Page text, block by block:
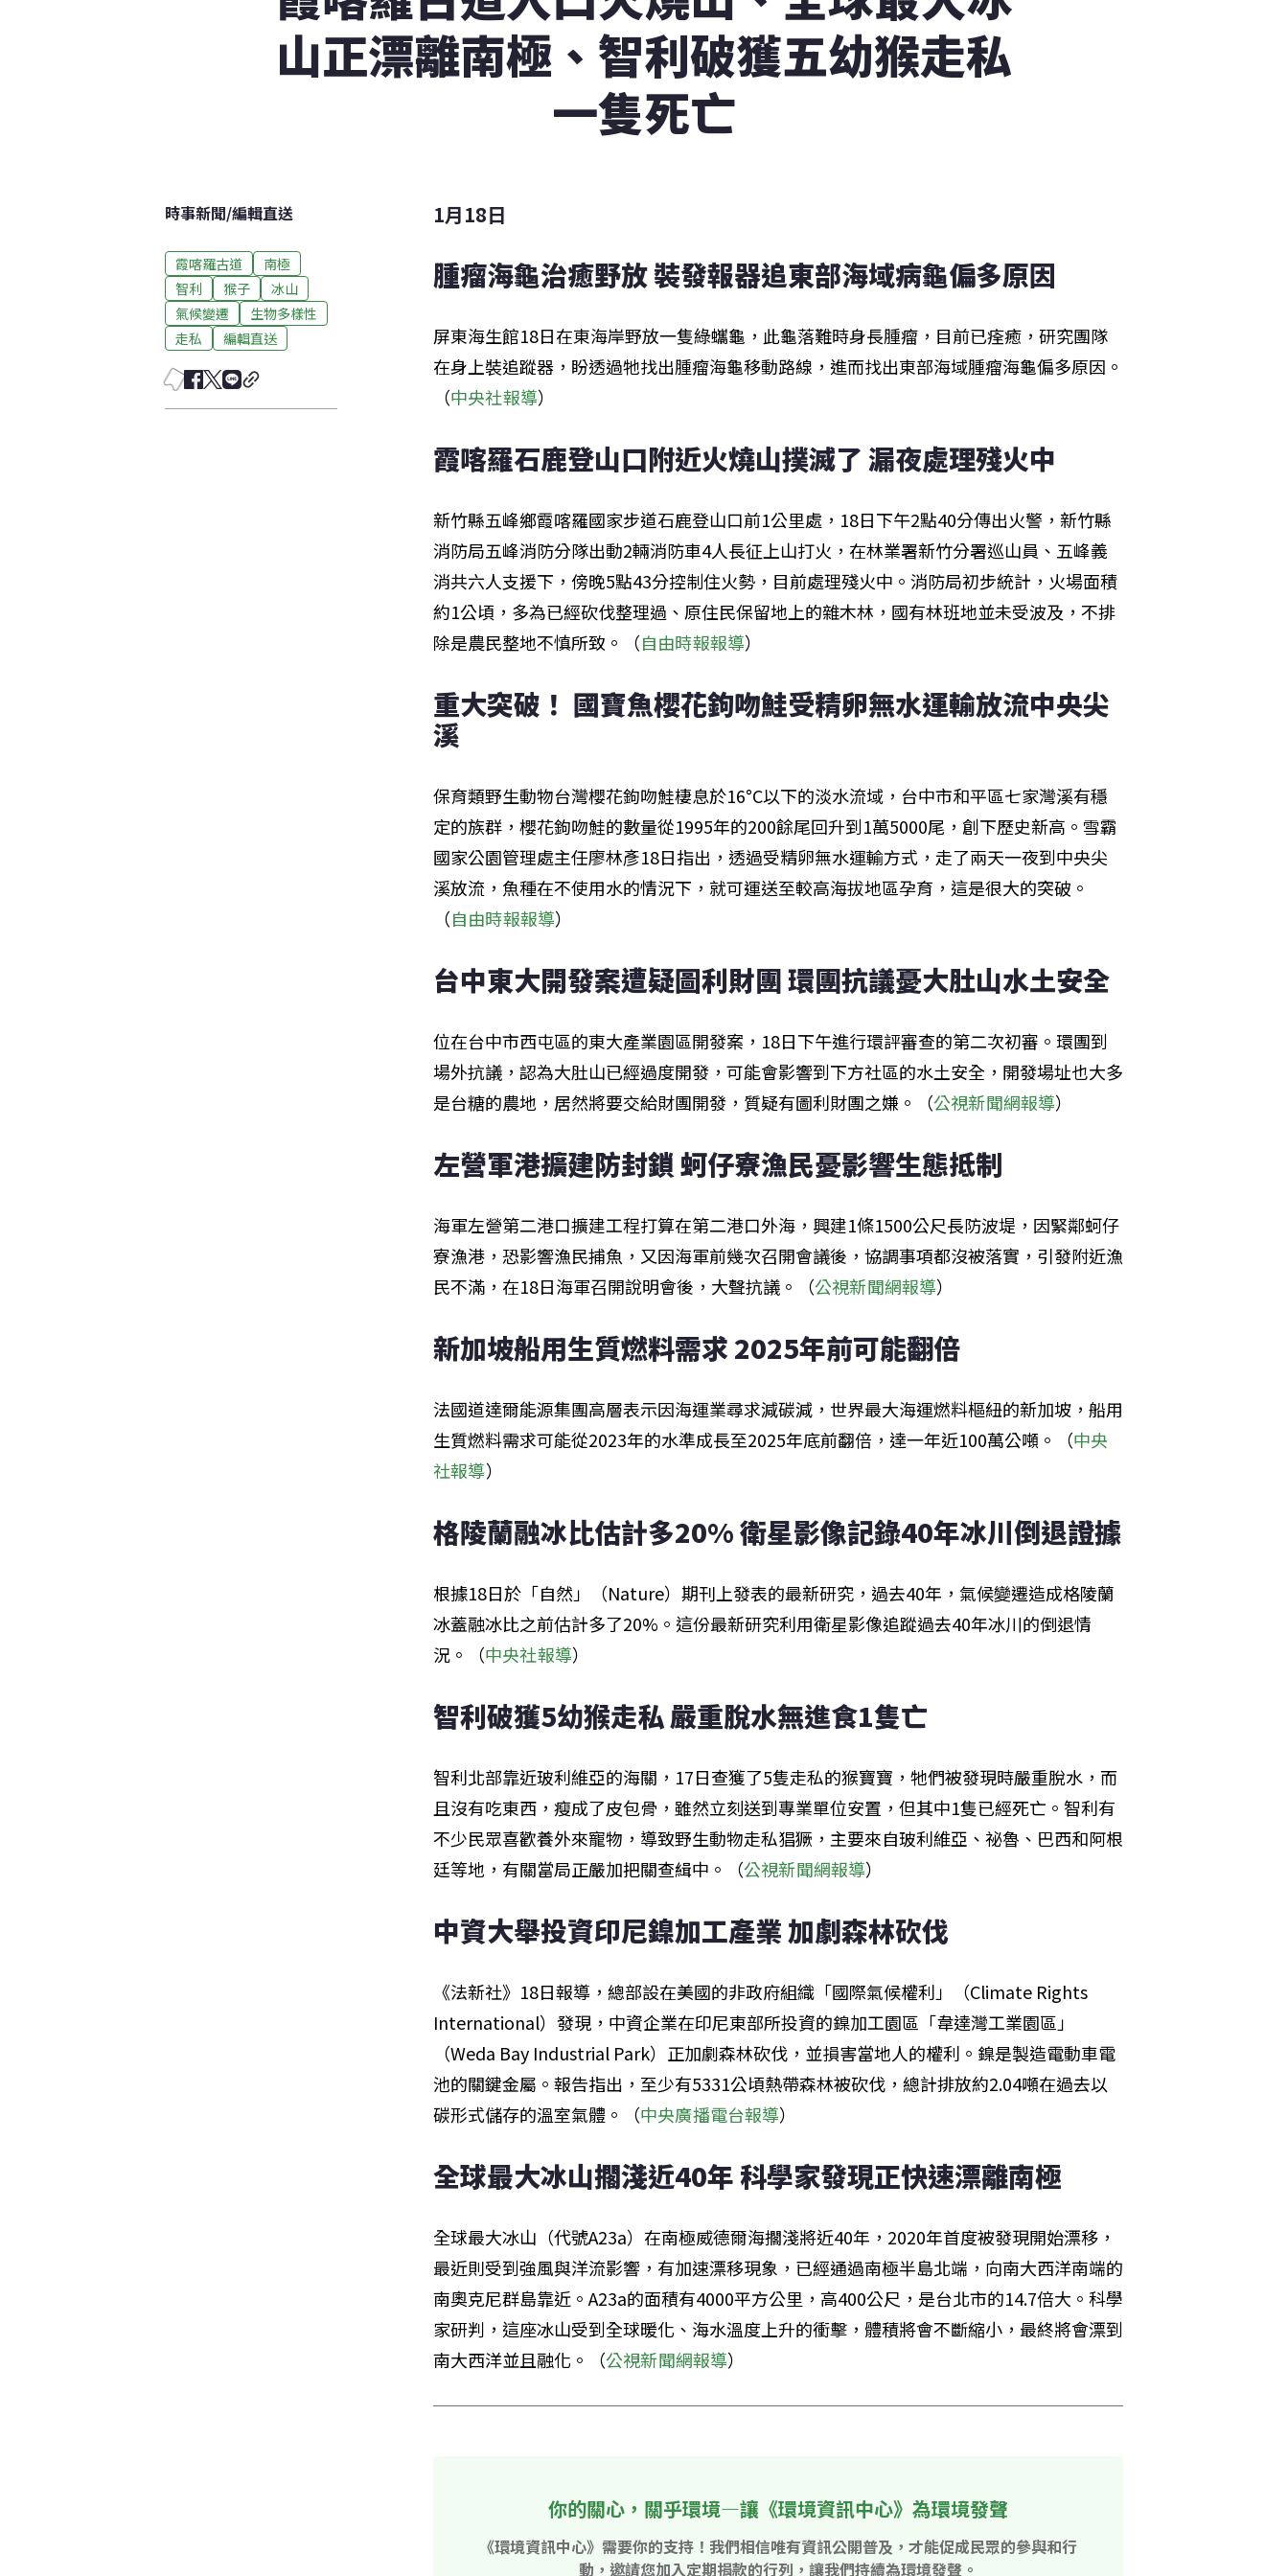
山正漂離南極、智利破獲五幼猴走私
一隻死亡
時事新聞/編輯直送
霞喀羅古道
南極
智利
猴子
冰山
氣候變遷
生物多樣性
走私
編輯直送
1月18日
腫瘤海龜治癒野放 裝發報器追東部海域病龜偏多原因
屏東海生館18日在東海岸野放一隻綠蠵龜，此龜落難時身長腫瘤，目前已痊癒，研究團隊
在身上裝追蹤器，盼透過牠找出腫瘤海龜移動路線，進而找出東部海域腫瘤海龜偏多原因。
（中央社報導）
霞喀羅石鹿登山口附近火燒山撲滅了 漏夜處理殘火中
新竹縣五峰鄉霞喀羅國家步道石鹿登山口前1公里處，18日下午2點40分傳出火警，新竹縣
消防局五峰消防分隊出動2輛消防車4人長征上山打火，在林業署新竹分署巡山員、五峰義
消共六人支援下，傍晚5點43分控制住火勢，目前處理殘火中。消防局初步統計，火場面積
約1公頃，多為已經砍伐整理過、原住民保留地上的雜木林，國有林班地並未受波及，不排
除是農民整地不慎所致。（自由時報報導）
重大突破！ 國寶魚櫻花鉤吻鮭受精卵無水運輸放流中央尖
溪
保育類野生動物台灣櫻花鉤吻鮭棲息於16°C以下的淡水流域，台中市和平區七家灣溪有穩
定的族群，櫻花鉤吻鮭的數量從1995年的200餘尾回升到1萬5000尾，創下歷史新高。雪霸
國家公園管理處主任廖林彥18日指出，透過受精卵無水運輸方式，走了兩天一夜到中央尖
溪放流，魚種在不使用水的情況下，就可運送至較高海拔地區孕育，這是很大的突破。
（自由時報報導）
台中東大開發案遭疑圖利財團 環團抗議憂大肚山水土安全
位在台中市西屯區的東大產業園區開發案，18日下午進行環評審查的第二次初審。環團到
場外抗議，認為大肚山已經過度開發，可能會影響到下方社區的水土安全，開發場址也大多
是台糖的農地，居然將要交給財團開發，質疑有圖利財團之嫌。（公視新聞網報導）
左營軍港擴建防封鎖 蚵仔寮漁民憂影響生態抵制
海軍左營第二港口擴建工程打算在第二港口外海，興建1條1500公尺長防波堤，因緊鄰蚵仔
寮漁港，恐影響漁民捕魚，又因海軍前幾次召開會議後，協調事項都沒被落實，引發附近漁
民不滿，在18日海軍召開說明會後，大聲抗議。（公視新聞網報導）
新加坡船用生質燃料需求 2025年前可能翻倍
法國道達爾能源集團高層表示因海運業尋求減碳減，世界最大海運燃料樞紐的新加坡，船用
生質燃料需求可能從2023年的水準成長至2025年底前翻倍，達一年近100萬公噸。（中央
社報導）
格陵蘭融冰比估計多20% 衛星影像記錄40年冰川倒退證據
根據18日於「自然」（Nature）期刊上發表的最新研究，過去40年，氣候變遷造成格陵蘭
冰蓋融冰比之前估計多了20%。這份最新研究利用衛星影像追蹤過去40年冰川的倒退情
況。（中央社報導）
智利破獲5幼猴走私 嚴重脫水無進食1隻亡
智利北部靠近玻利維亞的海關，17日查獲了5隻走私的猴寶寶，牠們被發現時嚴重脫水，而
且沒有吃東西，瘦成了皮包骨，雖然立刻送到專業單位安置，但其中1隻已經死亡。智利有
不少民眾喜歡養外來寵物，導致野生動物走私猖獗，主要來自玻利維亞、祕魯、巴西和阿根
廷等地，有關當局正嚴加把關查緝中。（公視新聞網報導）
中資大舉投資印尼鎳加工產業 加劇森林砍伐
《法新社》18日報導，總部設在美國的非政府組織「國際氣候權利」（Climate Rights
International）發現，中資企業在印尼東部所投資的鎳加工園區「韋達灣工業園區」
（Weda Bay Industrial Park）正加劇森林砍伐，並損害當地人的權利。鎳是製造電動車電
池的關鍵金屬。報告指出，至少有5331公頃熱帶森林被砍伐，總計排放約2.04噸在過去以
碳形式儲存的溫室氣體。（中央廣播電台報導）
全球最大冰山擱淺近40年 科學家發現正快速漂離南極
全球最大冰山（代號A23a）在南極威德爾海擱淺將近40年，2020年首度被發現開始漂移，
最近則受到強風與洋流影響，有加速漂移現象，已經通過南極半島北端，向南大西洋南端的
南奧克尼群島靠近。A23a的面積有4000平方公里，高400公尺，是台北市的14.7倍大。科學
家研判，這座冰山受到全球暖化、海水溫度上升的衝擊，體積將會不斷縮小，最終將會漂到
南大西洋並且融化。（公視新聞網報導）
你的關心，關乎環境—讓《環境資訊中心》為環境發聲
《環境資訊中心》需要你的支持！我們相信唯有資訊公開普及，才能促成民眾的參與和行
動，邀請您加入定期捐款的行列，讓我們持續為環境發聲。